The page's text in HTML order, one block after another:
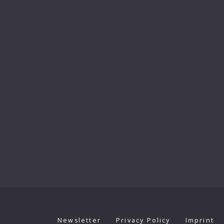
Newsletter Privacy Policy Imprint